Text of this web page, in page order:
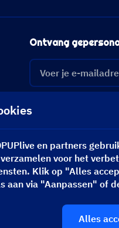
Ontvang
en partners
voor het
Klik op "Alles
aan via "Aanpassen" of
Alles